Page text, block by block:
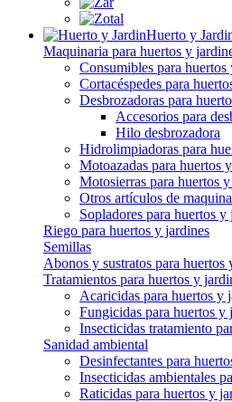
Huerto y
Maquinaria para huertos y
Consumibles para huertos
Cortacéspedes para
Desbrozadoras para
Accesorios para
Hilo desbrozadora
Hidrolimpiadoras para
Motoazadas para huertos
Motosierras para huertos
Otros artículos de
Sopladores para huertos y
Riego para huertos y jardines
Semillas
Abonos y sustratos para huertos
Tratamientos para huertos y
Acaricidas para huertos y
Fungicidas para huertos y
Insecticidas tratamiento
Sanidad ambiental
Desinfectantes para
Insecticidas ambientales
Raticidas para huertos y